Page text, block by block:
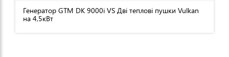
Генератор GTM DK 9000i VS Дві теплові пушки Vulkan
на 4,5кВт